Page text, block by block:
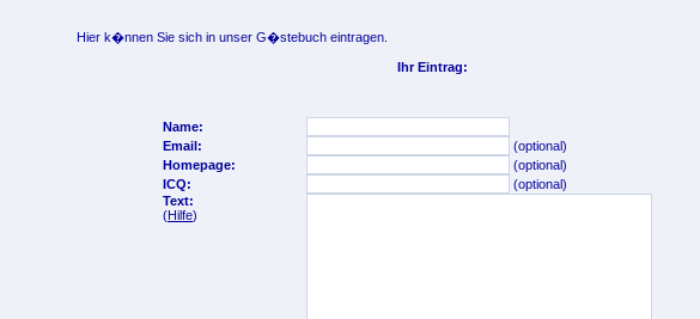
Hier k�nnen Sie sich in unser G�stebuch eintragen.
Ihr Eintrag:
Name:
Email:
(optional)
Homepage:
(optional)
ICQ:
(optional)
Text:
(Hilfe)